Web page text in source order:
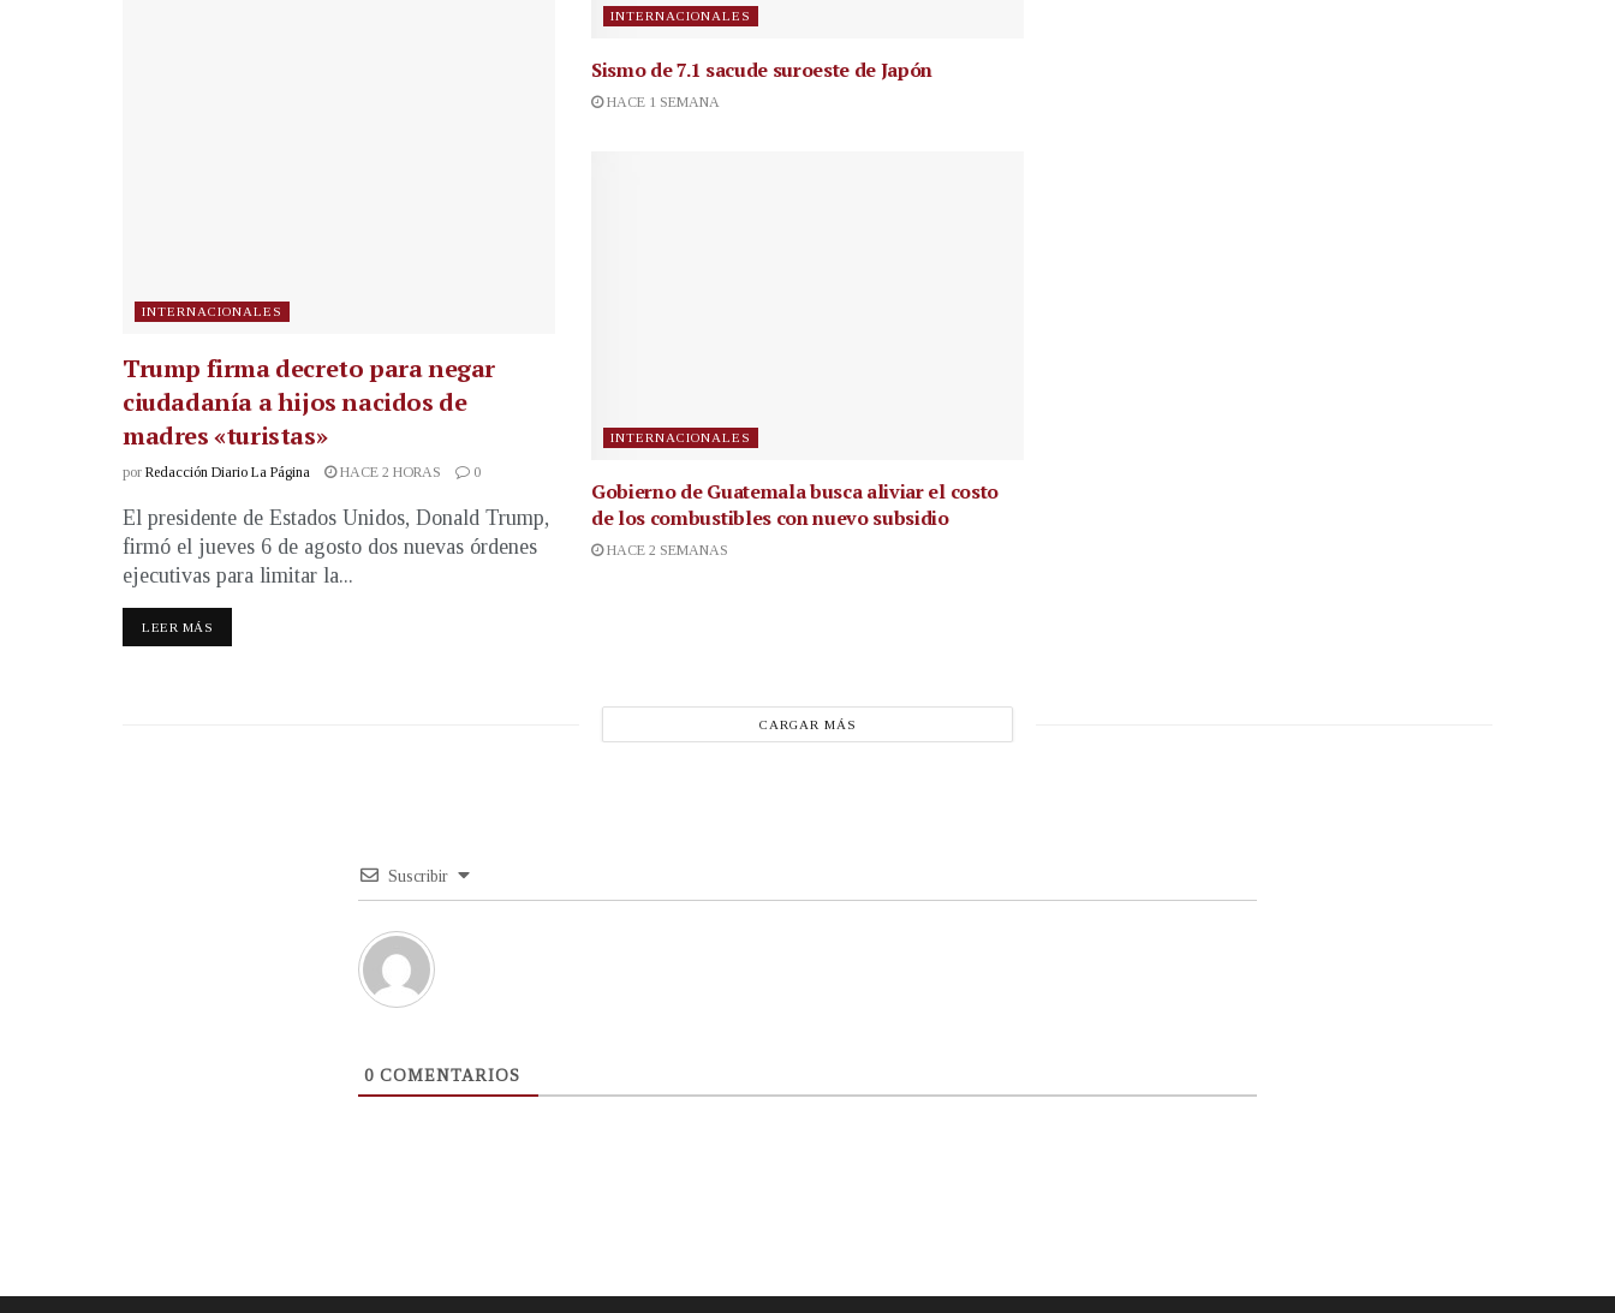
INTERNACIONALES
Trump firma decreto para negar
ciudadanía a hijos nacidos de
madres «turistas»
por Redacción Diario La Página HACE 2 HORAS 0
El presidente de Estados Unidos, Donald Trump,
firmó el jueves 6 de agosto dos nuevas órdenes
ejecutivas para limitar la...
LEER MÁS
INTERNACIONALES
Sismo de 7.1 sacude suroeste de Japón
HACE 1 SEMANA
INTERNACIONALES
Gobierno de Guatemala busca aliviar el costo
de los combustibles con nuevo subsidio
HACE 2 SEMANAS
CARGAR MÁS
Suscribir
0 COMENTARIOS